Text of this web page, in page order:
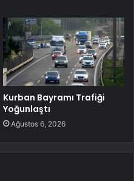
Kurban Bayramı Trafiği
Yoğunlaştı
Ağustos 6, 2026